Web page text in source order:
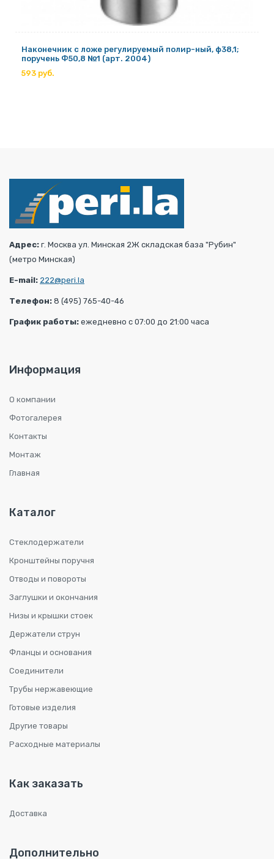
Наконечник с ложе регулируемый полир-ный, ф38,1;
поручень Ф50,8 №1 (арт. 2004)
593 руб.
Адрес: г. Москва ул. Минская 2Ж складская база "Рубин"
(метро Минская)
E-mail: 222@peri.la
Телефон: 8 (495) 765-40-46
График работы: ежедневно с 07:00 до 21:00 часа
Информация
О компании
Фотогалерея
Контакты
Монтаж
Главная
Каталог
Стеклодержатели
Кронштейны поручня
Отводы и повороты
Заглушки и окончания
Низы и крышки стоек
Держатели струн
Фланцы и основания
Соединители
Трубы нержавеющие
Готовые изделия
Другие товары
Расходные материалы
Как заказать
Доставка
Дополнительно